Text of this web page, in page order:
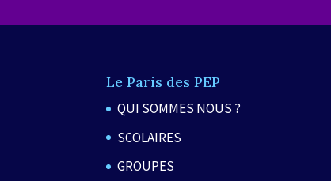
Le Paris des PEP
QUI SOMMES NOUS ?
SCOLAIRES
GROUPES